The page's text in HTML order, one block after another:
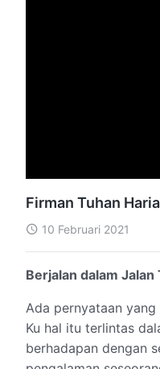
Firman Tuhan
10 Februari 2021
Berjalan dalam
Ada pernyataan
Ku hal itu terlintas
berhadapan dengan